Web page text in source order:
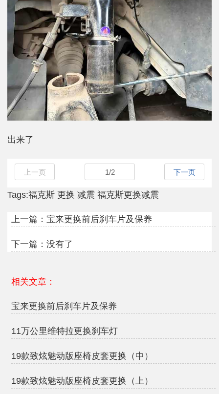
出来了
上一页 1/2 下一页
Tags:福克斯 更换 减震 福克斯更换减震
上一篇： 宝来更换前后刹车片及保养
下一篇：没有了
相关文章：
宝来更换前后刹车片及保养
11万公里维特拉更换刹车灯
19款致炫魅动版座椅皮套更换（中）
19款致炫魅动版座椅皮套更换（上）